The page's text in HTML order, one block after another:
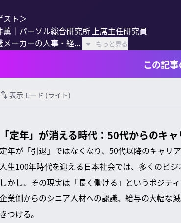
スト＞
薫｜パーソル総合研究所 上席主任研究員
メーカーの人事・経...
もっと見る
この記
表示モード (ライト)
「定年」が消える時代：50代からのキ
定年が「引退」ではなくなり、50代以降のキャリ
人生100年時代を迎える日本社会では、多くのビ
しかし、その現実は「長く働ける」というポジテ
企業側からのシニア人材への認識、給与の大幅な
きつける。